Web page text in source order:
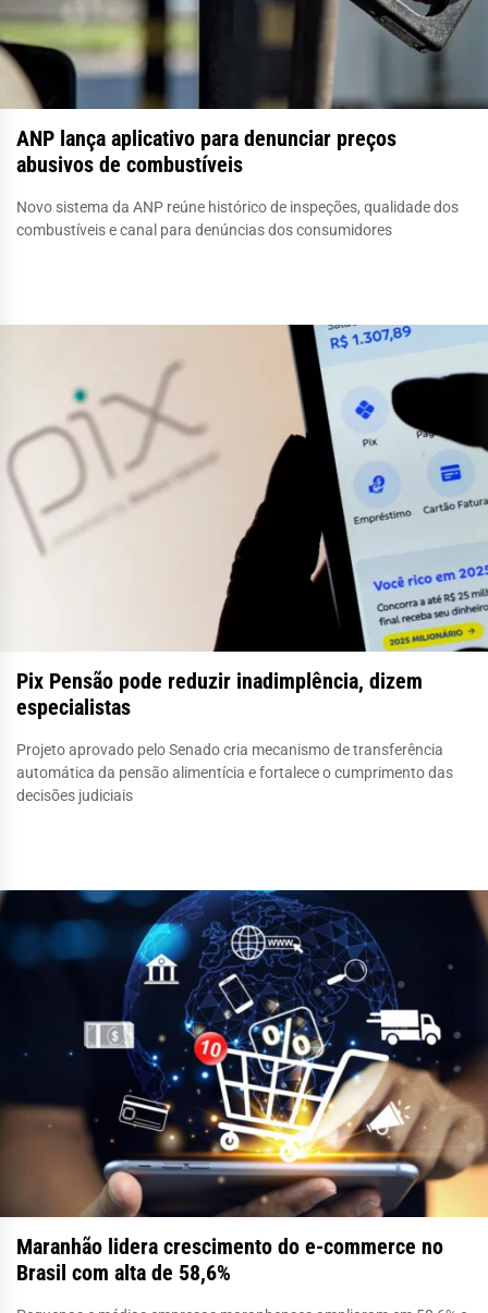
ANP lança aplicativo para denunciar preços
abusivos de combustíveis
Novo sistema da ANP reúne histórico de inspeções, qualidade dos
combustíveis e canal para denúncias dos consumidores
Pix Pensão pode reduzir inadimplência, dizem
especialistas
Projeto aprovado pelo Senado cria mecanismo de transferência
automática da pensão alimentícia e fortalece o cumprimento das
decisões judiciais
Maranhão lidera crescimento do e-commerce no
Brasil com alta de 58,6%